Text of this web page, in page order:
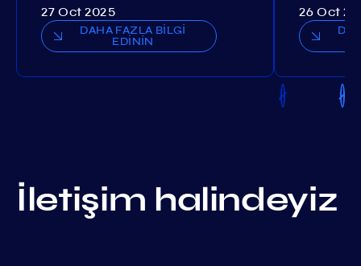
27 Oct 2025
DAHA FAZLA BİLGİ
EDİNİN
26 Oct
İletişim halindeyiz